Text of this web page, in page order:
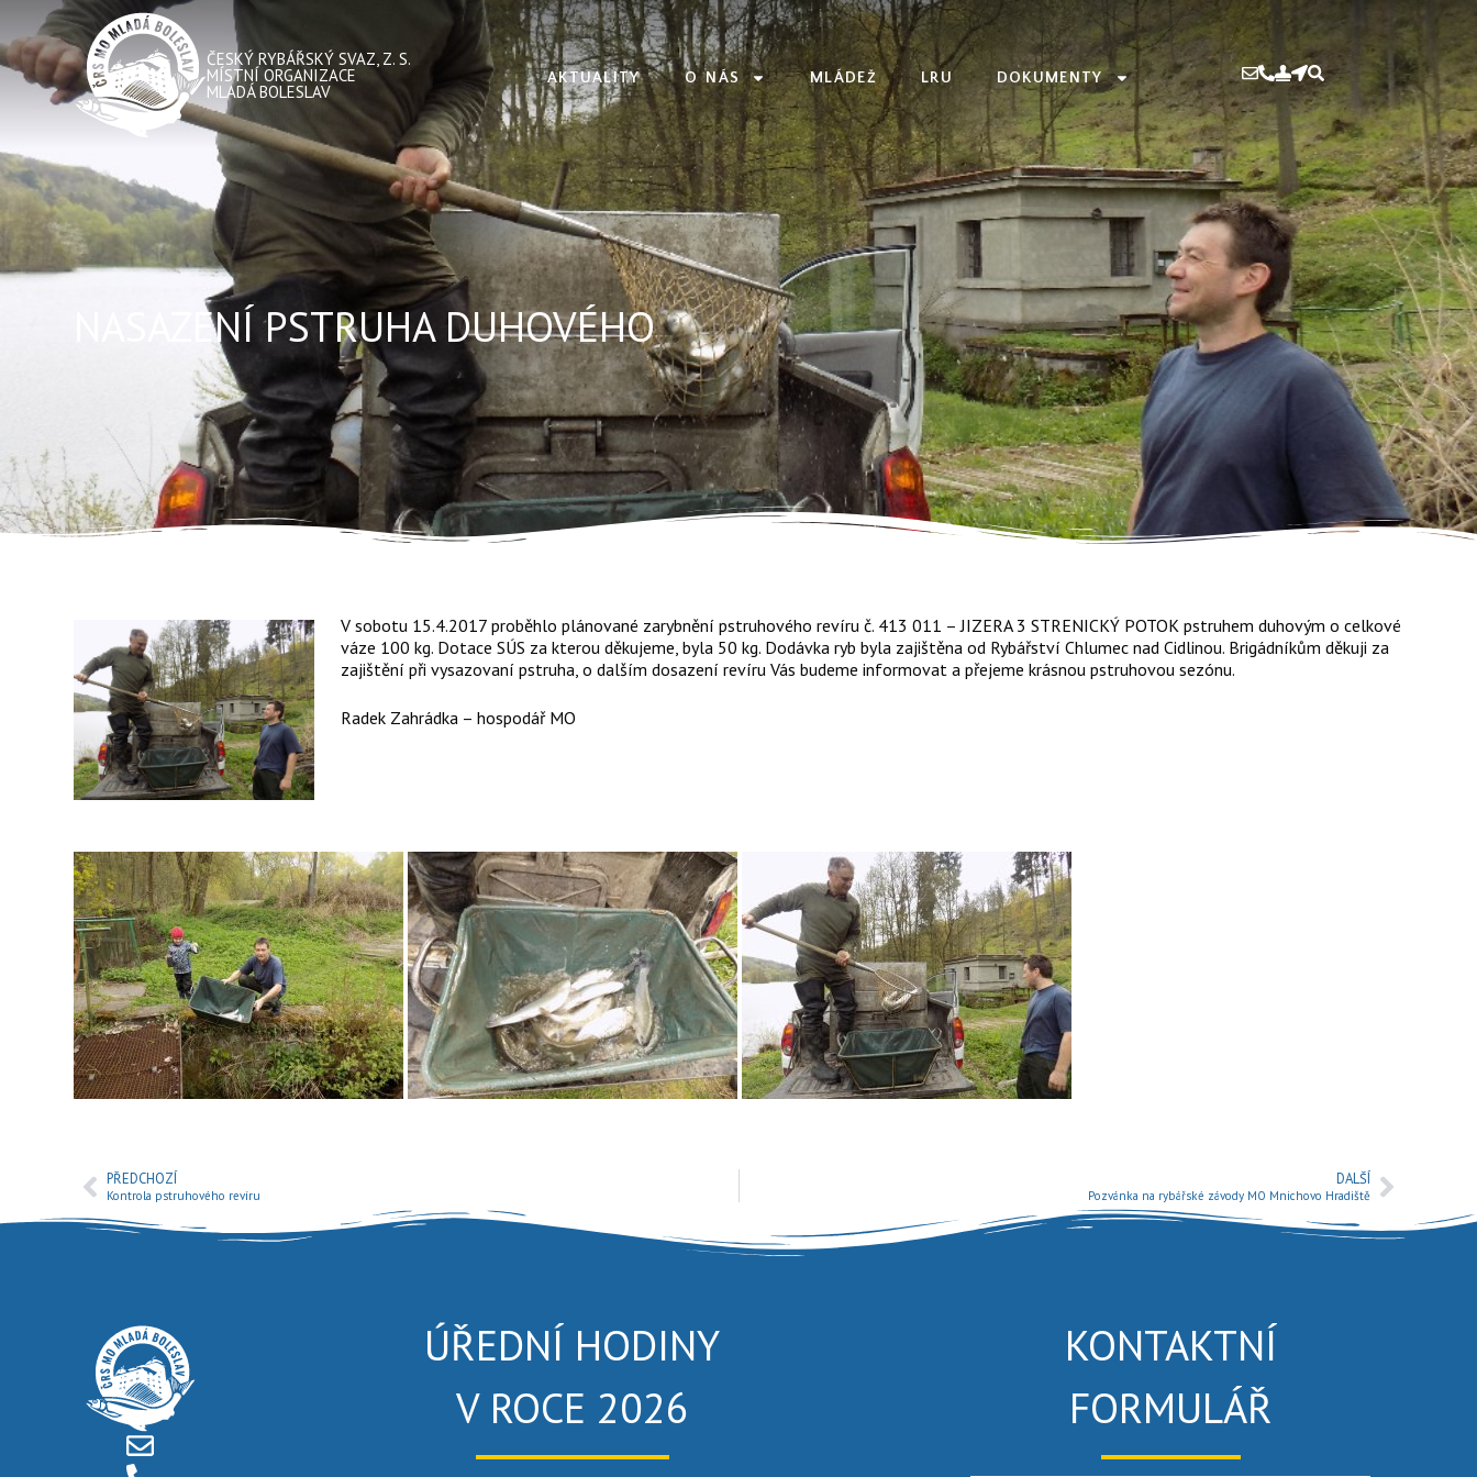
ČESKÝ RYBÁŘSKÝ SVAZ, Z. S.
MÍSTNÍ ORGANIZACE
MLADÁ BOLESLAV
AKTUALITY O NÁS MLÁDEŽ LRU DOKUMENTY
NASAZENÍ PSTRUHA DUHOVÉHO
V sobotu 15.4.2017 proběhlo plánované zarybnění pstruhového revíru č. 413 011 – JIZERA 3 STRENICKÝ POTOK pstruhem duhovým o celkové
váze 100 kg. Dotace SÚS za kterou děkujeme, byla 50 kg. Dodávka ryb byla zajištěna od Rybářství Chlumec nad Cidlinou. Brigádníkům děkuji za
zajištění při vysazovaní pstruha, o dalším dosazení revíru Vás budeme informovat a přejeme krásnou pstruhovou sezónu.
Radek Zahrádka – hospodář MO
PŘEDCHOZÍ
Kontrola pstruhového revíru
DALŠÍ
Pozvánka na rybářské závody MO Mnichovo Hradiště
ÚŘEDNÍ HODINY
V ROCE 2026
KONTAKTNÍ
FORMULÁŘ